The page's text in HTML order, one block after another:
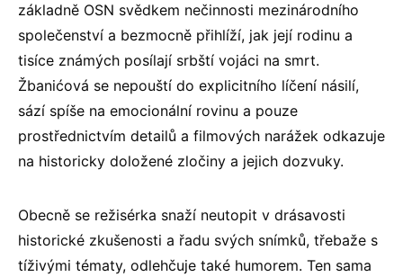
základně OSN svědkem nečinnosti mezinárodního
společenství a bezmocně přihlíží, jak její rodinu a
tisíce známých posílají srbští vojáci na smrt.
Žbanićová se nepouští do explicitního líčení násilí,
sází spíše na emocionální rovinu a pouze
prostřednictvím detailů a filmových narážek odkazuje
na historicky doložené zločiny a jejich dozvuky.
Obecně se režisérka snaží neutopit v drásavosti
historické zkušenosti a řadu svých snímků, třebaže s
tíživými tématy, odlehčuje také humorem. Ten sama